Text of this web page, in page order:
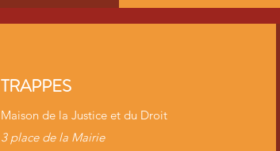
TRAPPES
Maison de la Justice et du Droit
3 place de la Mairie